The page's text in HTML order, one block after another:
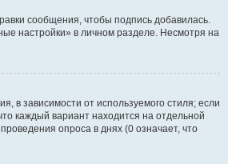
сообщения, чтобы подпись добавилась.
настройки» в личном разделе. Несмотря на
в зависимости от используемого стиля; если
каждый вариант находится на отдельной
опроса в днях (0 означает, что